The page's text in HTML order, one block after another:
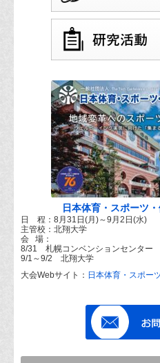
日本体育・スポーツ
日 程：8月31日(月)～9月2日(水)
主管校：北翔大学
会 場：
8/31 札幌コンベンションセンター
9/1～9/2 北翔大学
大会Webサイト： 日本体育・スポー